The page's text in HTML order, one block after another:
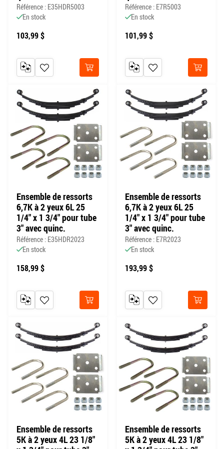
Référence : E35HDR5003
En stock
103,99 $
Acheter
AJOUTER À MA LISTE DE SOUHAITS
AJOUTER AU COMPARATEUR
Référence : E7R5003
En stock
101,99 $
Acheter
AJOUTER À MA LISTE DE
AJOUTER AU COMPARATEUR
Ensemble de ressorts
6,7K à 2 yeux 6L 25
1/4" x 1 3/4" pour tube
3" avec quinc.
Référence : E35HDR2023
En stock
158,99 $
Acheter
AJOUTER À MA LISTE DE SOUHAITS
AJOUTER AU COMPARATEUR
Ensemble de ressorts
6,7K à 2 yeux 6L 25
1/4" x 1 3/4" pour tube
3" avec quinc.
Référence : E7R2023
En stock
193,99 $
Acheter
AJOUTER À MA LISTE DE
AJOUTER AU COMPARATEUR
Ensemble de ressorts
5K à 2 yeux 4L 23 1/8"
Ensemble de ressorts
5K à 2 yeux 4L 23 1/8"